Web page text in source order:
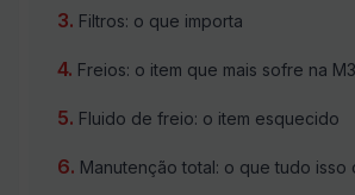
Filtros: o que importa
Freios: o item que mais sofre na M3
Fluido de freio: o item esquecido
Manutenção total: o que tudo isso